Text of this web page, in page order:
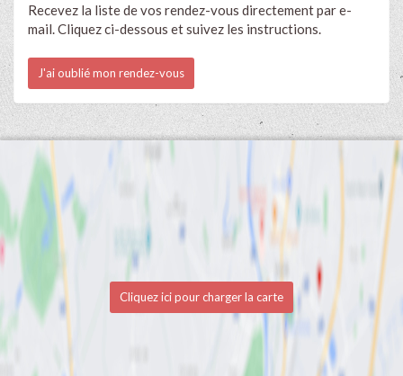
Recevez la liste de vos rendez-vous directement par e-
mail. Cliquez ci-dessous et suivez les instructions.
J'ai oublié mon rendez-vous
Cliquez ici pour charger la carte